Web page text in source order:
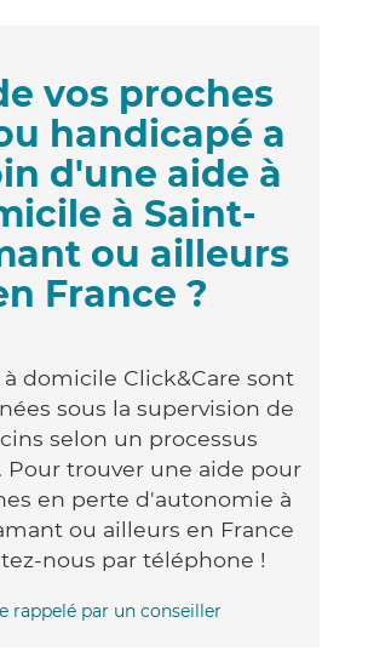
vos proches
handicapé a
d'une aide à
à Saint-
ou ailleurs
France ?
à domicile Click&Care sont
sous la supervision de
selon un processus
Pour trouver une aide pour
en perte d'autonomie à
ou ailleurs en France
nous par téléphone !
rappelé par un conseiller